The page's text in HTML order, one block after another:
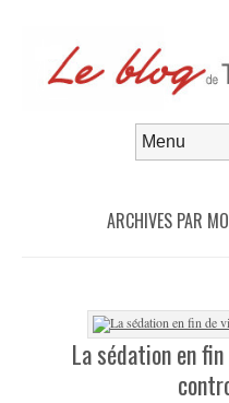
ARCHIVES PAR
La sédation en